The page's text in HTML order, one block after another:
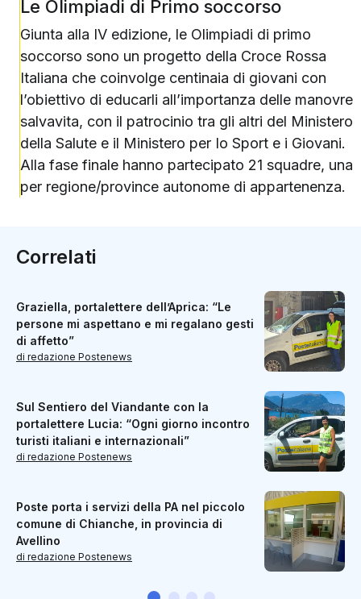
Le Olimpiadi di Primo soccorso
Giunta alla IV edizione, le Olimpiadi di primo
soccorso sono un progetto della Croce Rossa
Italiana che coinvolge centinaia di giovani con
l’obiettivo di educarli all’importanza delle manovre
salvavita, con il patrocinio tra gli altri del Ministero
della Salute e il Ministero per Io Sport e i Giovani.
Alla fase finale hanno partecipato 21 squadre, una
per regione/province autonome di appartenenza.
Correlati
Graziella, portalettere dell’Aprica: “Le
persone mi aspettano e mi regalano gesti
di affetto”
di redazione Postenews
Sul Sentiero del Viandante con la
portalettere Lucia: “Ogni giorno incontro
turisti italiani e internazionali”
di redazione Postenews
Poste porta i servizi della PA nel piccolo
comune di Chianche, in provincia di
Avellino
di redazione Postenews